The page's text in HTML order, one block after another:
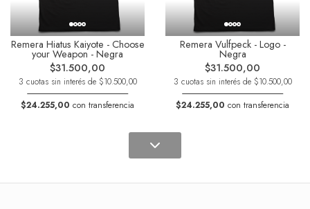
Remera Hiatus Kaiyote - Choose
your Weapon - Negra
$31.500,00
3 cuotas sin interés de $10.500,00
$24.255,00 con transferencia
Remera Vulfpeck - Logo -
Negra
$31.500,00
3 cuotas sin interés de $10.500,00
$24.255,00 con transferencia